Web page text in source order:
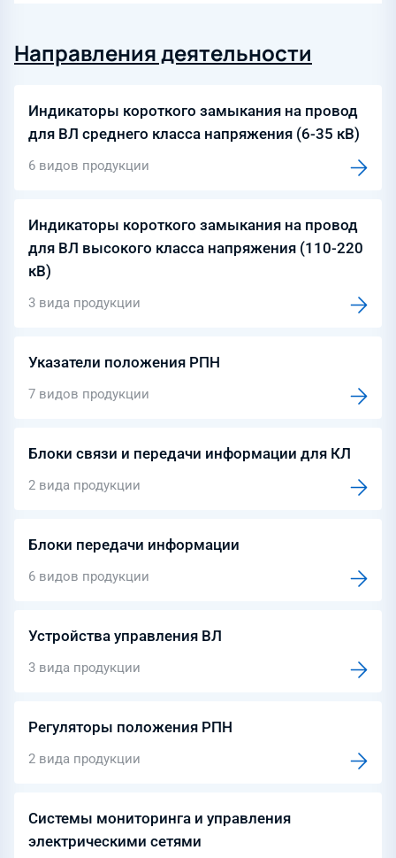
Направления деятельности
Индикаторы короткого замыкания на провод
для ВЛ среднего класса напряжения (6-35 кВ)
6 видов продукции
Индикаторы короткого замыкания на провод
для ВЛ высокого класса напряжения (110-220
кВ)
3 вида продукции
Указатели положения РПН
7 видов продукции
Блоки связи и передачи информации для КЛ
2 вида продукции
Блоки передачи информации
6 видов продукции
Устройства управления ВЛ
3 вида продукции
Регуляторы положения РПН
2 вида продукции
Системы мониторинга и управления
электрическими сетями